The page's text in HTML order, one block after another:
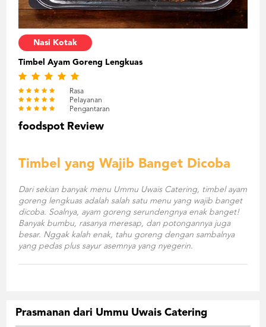
Nasi Kotak
Timbel Ayam Goreng Lengkuas
Rasa
Pelayanan
Pengantaran
foodspot Review
Timbel yang Wajib Banget Dicoba
Dari sekian banyak menu Ummu Uwais Catering, timbel ayam
goreng lengkuas adalah salah satu menu yang wajib banget
dicoba. Soalnya, ayam goreng serundengnya enak banget!
Banyak bumbu, rasanya meresap, dan potongannya juga
besar. Nggak kalah enak, tahu goreng dengan sambalnya
yang pedas plus sayur asemnya yang nyegerin.
Prasmanan dari Ummu Uwais Catering